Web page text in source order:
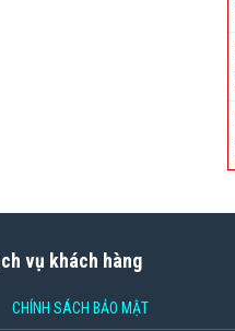
vụ khách hàng
CHÍNH SÁCH BẢO MẬT